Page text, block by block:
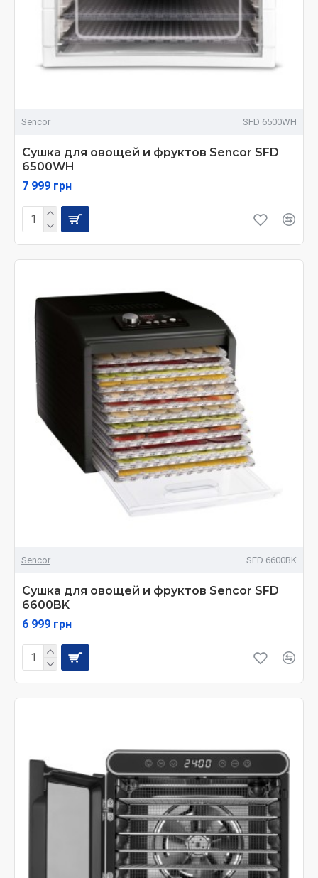
Sencor SFD 6500WH
Сушка для овощей и фруктов Sencor SFD
6500WH
7 999 грн
Sencor SFD 6600BK
Сушка для овощей и фруктов Sencor SFD
6600BK
6 999 грн